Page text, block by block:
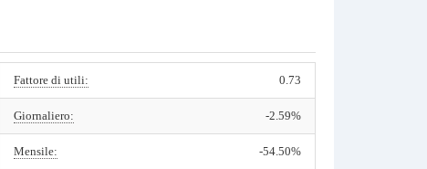
Fattore di utili: 0.73
Giornaliero: -2.59%
Mensile: -54.50%